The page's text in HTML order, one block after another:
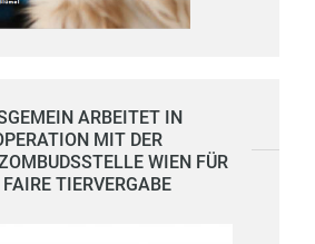
ARBEITET IN
MIT DER
WIEN FÜR
FAIRE TIERVERGABE